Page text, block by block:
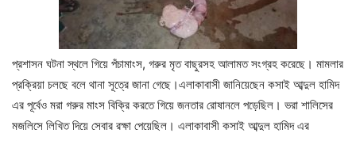
প্রশাসন ঘটনা স্থলে গিয়ে পঁচামাংস, গরুর মৃত বাছুরসহ আলামত সংগ্রহ করেছে। মামলার
প্রক্রিয়া চলছে বলে থানা সূত্রে জানা গেছে।এলাকাবাসী জানিয়েছেন কসাই আব্দুল হামিদ
এর পূর্বেও মরা গরুর মাংস বিক্রি করতে গিয়ে জনতার রোষানলে পড়েছিল। ভরা শালিসের
মজলিসে লিখিত দিয়ে সেবার রক্ষা পেয়েছিল। এলাকাবাসী কসাই আব্দুল হামিদ এর